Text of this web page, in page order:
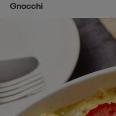
Gnocchi